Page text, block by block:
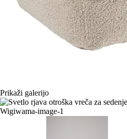
Prikaži galerijo